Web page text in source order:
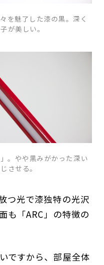
を魅了した漆の黒。深く
が美しい。
。やや黒みがかった深い
させる。
つ光で漆独特の光沢
も「ARC」の特徴の
ですから、部屋全体